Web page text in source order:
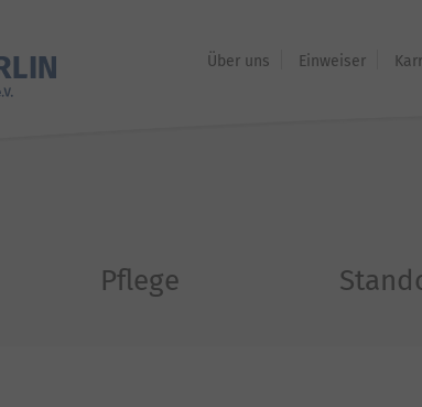
Über uns Einweiser
Pflege